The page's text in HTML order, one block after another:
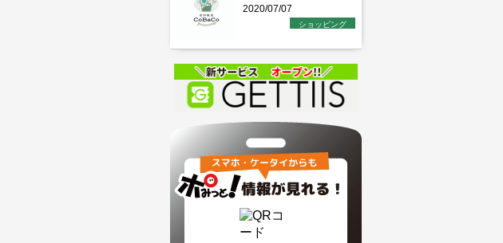
2020/07/07
ショッピング